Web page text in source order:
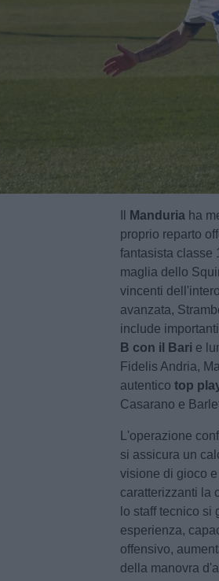
Manduria ha
proprio reparto
fantasista classe
maglia dello
vincenti
avanzata,
include
B con il Bari e
Fidelis Andria,
autenticotop
Casarano e
L'operazione
si assicura un
visione di gioco
caratterizzanti la
lo staff tecnico si
esperienza,
offensivo,
della manovra